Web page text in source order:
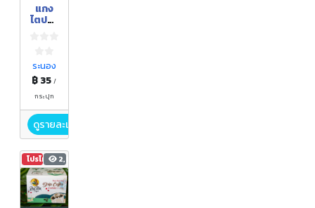
แกง
ไตปลา
ระนอง
฿ 35/
กระปุก
ดูรายละเอียด
โปรโมชัน2,826